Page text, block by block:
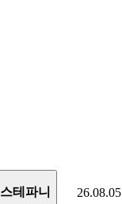
스테파니 26.08.05